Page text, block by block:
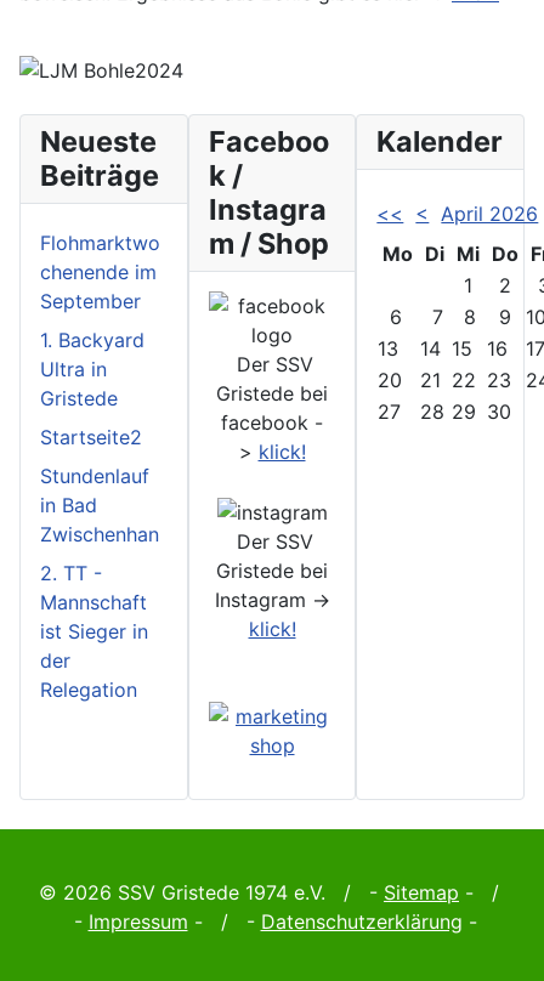
Neueste
Beiträge
Flohmarktwo
chenende im
September
1. Backyard
Ultra in
Gristede
Startseite2
Stundenlauf
in Bad
Zwischenhan
2. TT -
Mannschaft
ist Sieger in
der
Relegation
Faceboo
k /
Instagra
m / Shop
Der SSV
Gristede bei
facebook -
> klick!
Der SSV
Gristede bei
Instagram ->
klick!
Kalender
<< <
April 2026
Mo Di Mi Do
1
2
6
7 8 9
13
14 15 16
20
21 22 23
27
28 29 30
© 2026 SSV Gristede 1974 e.V. / - Sitemap - /
- Impressum - / - Datenschutzerklärung -